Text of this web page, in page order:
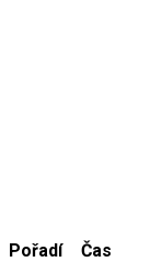
Pořadí Čas